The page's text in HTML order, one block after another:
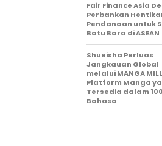
Fair Finance Asia
Perbankan
Pendanaan untuk
Batu Bara di ASEAN
Shueisha Perluas
Jangkauan Global
melalui MANGA
Platform Manga
Tersedia dalam 100
Bahasa